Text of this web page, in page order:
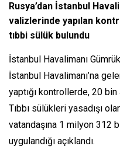
Rusya’dan İstanbul
valizlerinde yapılan
tıbbi sülük bulundu
İstanbul Havalimanı
İstanbul Havalimanı’na
yaptığı kontrollerde, 20
Tıbbı sülükleri yasadışı
vatandaşına 1 milyon 312
uygulandığı açıklandı.